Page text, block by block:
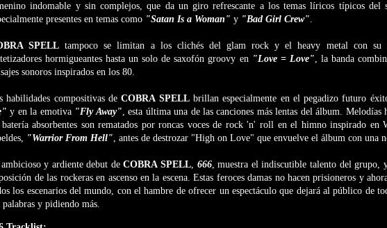
indomable y sin complejos, que da un giro refrescante a los temas líricos típicos del
presentes en temas como "Satan Is a Woman" y "Bad Girl Crew".
SPELL tampoco se limitan a los clichés del glam rock y el heavy metal con su
hormigueantes hasta un solo de saxofón groovy en "Love = Love", la banda
sonoros inspirados en los 80.
habilidades compositivas deCOBRA SPELLbrillan especialmente en el pegadizo futuro
y en la emotiva "Fly Away", esta última una de las canciones más lentas del álbum. Melodías
batería absorbentes son rematados por roncas voces de rock 'n' roll en el himno inspirado en
"Warrior From Hell", antes de destrozar "High on Love" que envuelve el álbum con una
y ardiente debut deCOBRA SPELL, 666, muestra el indiscutible talento del grupo,
de las rockeras en ascenso en la escena. Estas feroces damas no hacen prisioneros y
los escenarios del mundo, con el hambre de ofrecer un espectáculo que dejará al público de
palabras y pidiendo más.